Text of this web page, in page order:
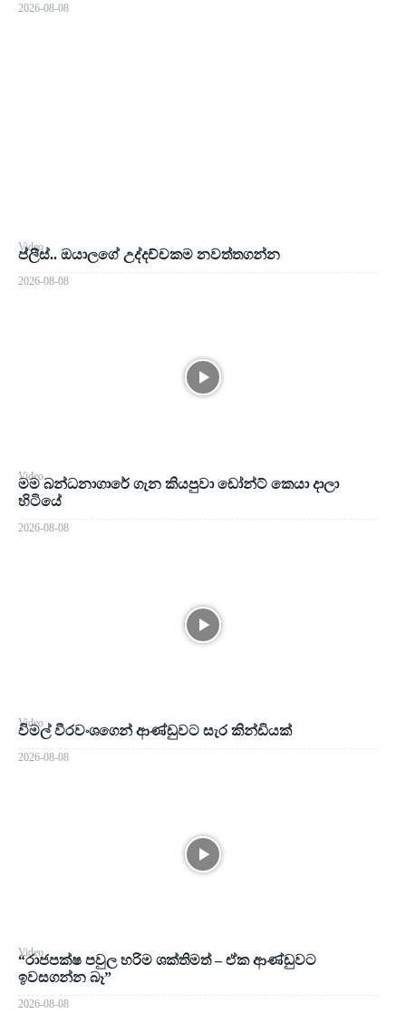
Video
ප්ලීස්.. ඔයාලගේ උද්දච්චකම නවත්තගන්න
2026-08-08
Video
මම බන්ධනාගාරේ ගැන කියපුවා ඩෝන්ට් කෙයා දාලා
හිටියේ
2026-08-08
Video
විමල් වීරවංශගෙන් ආණ්ඩුවට සැර කින්ඩියක්
2026-08-08
Video
“රාජපක්ෂ පවුල හරිම ශක්තිමත් – ඒක ආණ්ඩුවට
ඉවසගන්න බෑ”
2026-08-08
2026-08-08